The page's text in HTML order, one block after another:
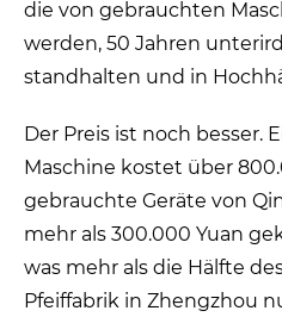
die von gebrauchten
werden, 50 Jahren
standhalten und in
Der Preis ist noch besser.
Maschine kostet über
gebrauchte Geräte von
mehr als 300.000 Yuan
was mehr als die Hälfte
Pfeiffabrik in Zhengzhou